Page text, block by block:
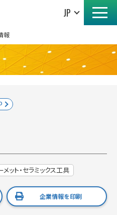
報
メット・セラミックス工具
企業情報を印刷